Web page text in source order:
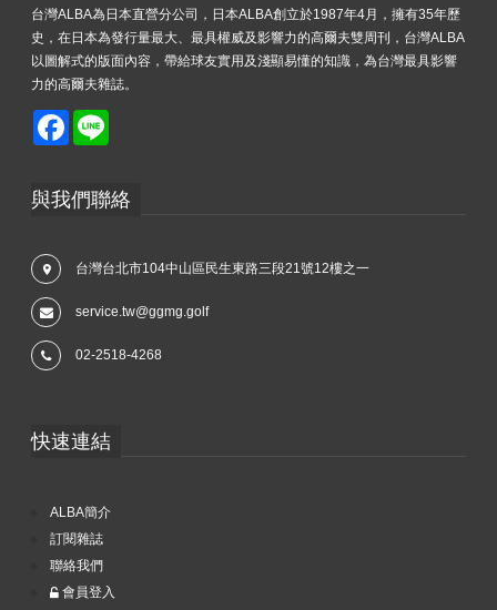
台灣ALBA為日本直營分公司，日本ALBA創立於1987年4月，擁有35年歷
史，在日本為發行量最大、最具權威及影響力的高爾夫雙周刊，台灣ALBA
以圖解式的版面內容，帶給球友實用及淺顯易懂的知識，為台灣最具影響
力的高爾夫雜誌。
Facebook
與我們聯絡
台灣台北市104中山區民生東路三段21號12樓之一
service.tw@ggmg.golf
02-2518-4268
快速連結
ALBA簡介
訂閱雜誌
聯絡我們
會員登入